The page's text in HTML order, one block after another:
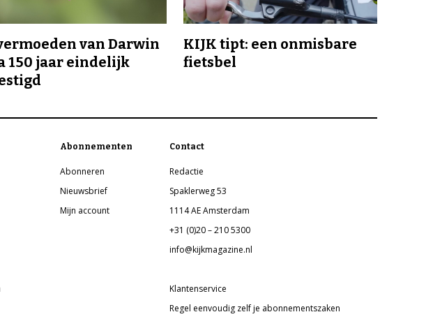
van Darwin
150 jaar eindelijk
KIJK tipt: een onmisbare
fietsbel
Abonnementen
Abonneren
Nieuwsbrief
Mijn account
Contact
Redactie
Spaklerweg 53
1114 AE Amsterdam
+31 (0)20 – 210 5300
info@kijkmagazine.nl
Klantenservice
Regel eenvoudig zelf je abonnementszaken